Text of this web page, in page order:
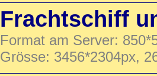
Frachtschiff
Format am Server:
Grösse: 3456*2304px,